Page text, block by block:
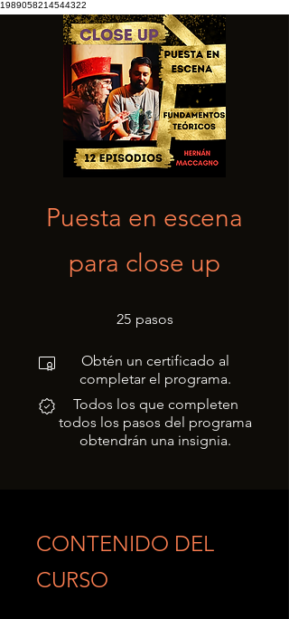
1989058214544322
Puesta en escena
para close up
25 pasos
Obtén un certificado al
completar el programa.
Todos los que completen
todos los pasos del programa
obtendrán una insignia.
CONTENIDO DEL
CURSO